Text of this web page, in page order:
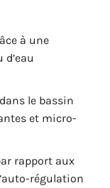
à une
le bassin
et micro-
rapport aux
régulation